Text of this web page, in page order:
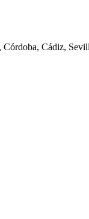
Cádiz,